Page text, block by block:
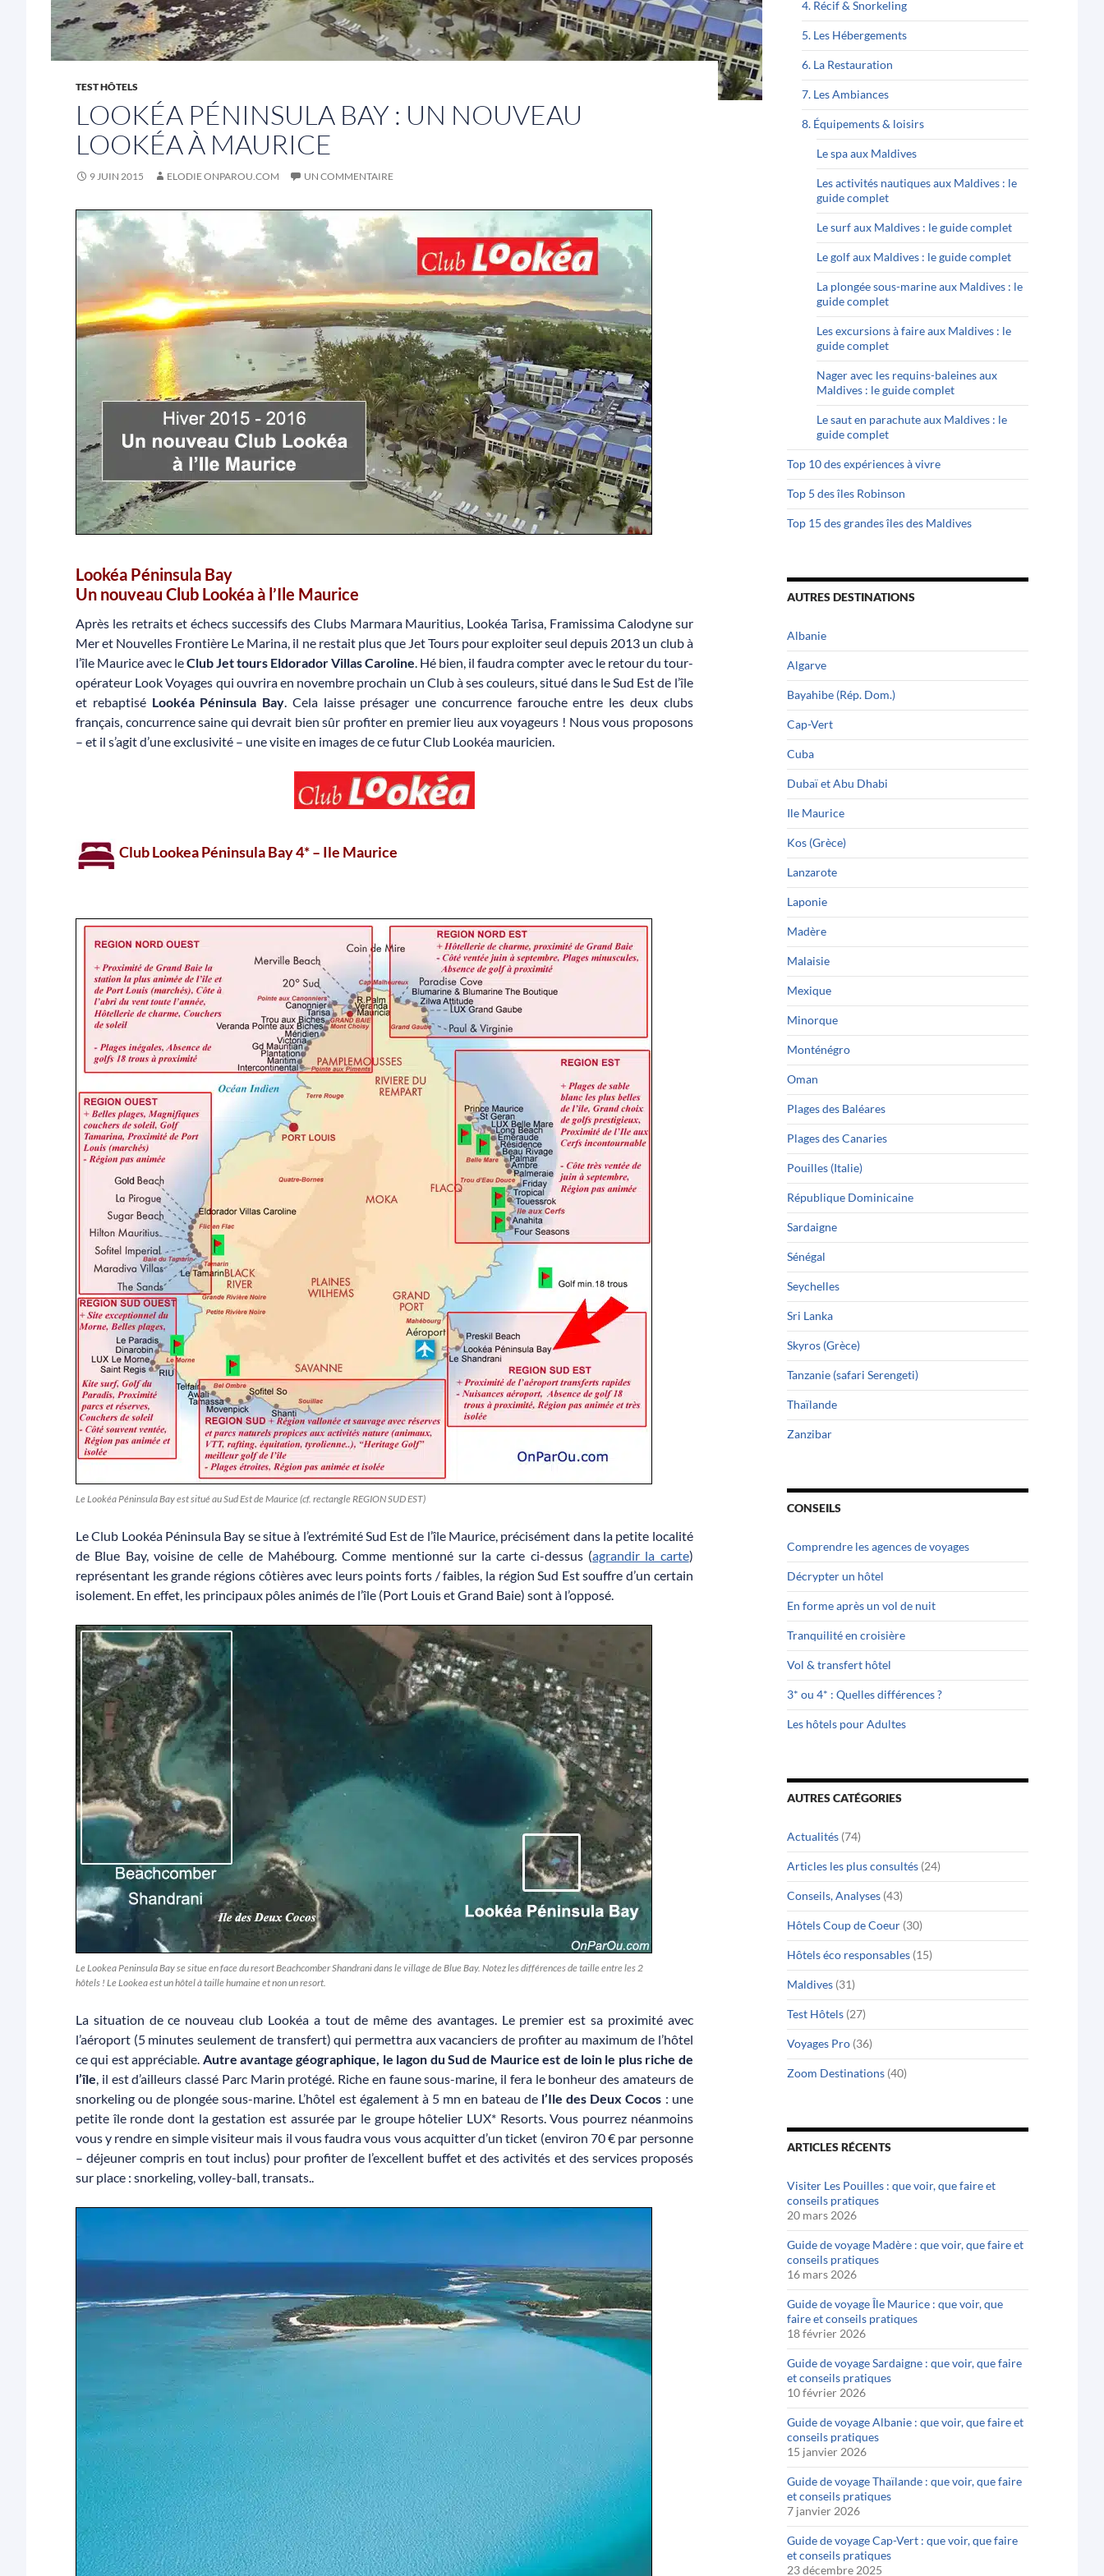
TEST HÔTELS
LOOKÉA PÉNINSULA BAY : UN NOUVEAU
LOOKÉA À MAURICE
9 JUIN 2015 ELODIE ONPAROU.COM UN COMMENTAIRE
Lookéa Péninsula Bay
Un nouveau Club Lookéa à l’Ile Maurice
Après les retraits et échecs successifs des Clubs Marmara Mauritius, Lookéa Tarisa, Framissima Calodyne sur
Mer et Nouvelles Frontière Le Marina, il ne restait plus que Jet Tours pour exploiter seul depuis 2013 un club à
l’île Maurice avec leClub Jet tours Eldorador Villas Caroline. Hé bien, il faudra compter avec le retour du tour-
opérateur Look Voyages qui ouvrira en novembre prochain un Club à ses couleurs, situé dans le Sud Est de l’île
et rebaptisé Lookéa Péninsula Bay. Cela laisse présager une concurrence farouche entre les deux clubs
français, concurrence saine qui devrait bien sûr profiter en premier lieu aux voyageurs ! Nous vous proposons
– et il s’agit d’une exclusivité – une visite en images de ce futur Club Lookéa mauricien.
Club Lookea Péninsula Bay 4* – Ile Maurice
Le Lookéa Péninsula Bay est situé au Sud Est de Maurice (cf. rectangle REGION SUD EST)
Le Club Lookéa Péninsula Bay se situe à l’extrémité Sud Est de l’île Maurice, précisément dans la petite localité
de Blue Bay, voisine de celle de Mahébourg. Comme mentionné sur la carte ci-dessus (agrandir la carte)
représentant les grande régions côtières avec leurs points forts / faibles, la région Sud Est souffre d’un certain
isolement. En effet, les principaux pôles animés de l’île (Port Louis et Grand Baie) sont à l’opposé.
Le Lookea Peninsula Bay se situe en face du resort Beachcomber Shandrani dans le village de Blue Bay. Notez les différences de taille entre les 2
hôtels ! Le Lookea est un hôtel à taille humaine et non un resort.
La situation de ce nouveau club Lookéa a tout de même des avantages. Le premier est sa proximité avec
l’aéroport (5 minutes seulement de transfert) qui permettra aux vacanciers de profiter au maximum de l’hôtel
ce qui est appréciable. Autre avantage géographique, le lagon du Sud de Maurice est de loin le plus riche de
l’île, il est d’ailleurs classé Parc Marin protégé. Riche en faune sous-marine, il fera le bonheur des amateurs de
snorkeling ou de plongée sous-marine. L’hôtel est également à 5 mn en bateau de l’Ile des Deux Cocos : une
petite île ronde dont la gestation est assurée par le groupe hôtelier LUX* Resorts. Vous pourrez néanmoins
vous y rendre en simple visiteur mais il vous faudra vous vous acquitter d’un ticket (environ 70 € par personne
– déjeuner compris en tout inclus) pour profiter de l’excellent buffet et des activités et des services proposés
sur place : snorkeling, volley-ball, transats..
4. Récif & Snorkeling
5. Les Hébergements
6. La Restauration
7. Les Ambiances
8. Équipements & loisirs
Le spa aux Maldives
Les activités nautiques aux Maldives : le
guide complet
Le surf aux Maldives : le guide complet
Le golf aux Maldives : le guide complet
La plongée sous-marine aux Maldives : le
guide complet
Les excursions à faire aux Maldives : le
guide complet
Nager avec les requins-baleines aux
Maldives : le guide complet
Le saut en parachute aux Maldives : le
guide complet
Top 10 des expériences à vivre
Top 5 des îles Robinson
Top 15 des grandes îles des Maldives
AUTRES DESTINATIONS
Albanie
Algarve
Bayahibe (Rép. Dom.)
Cap-Vert
Cuba
Dubaï et Abu Dhabi
Ile Maurice
Kos (Grèce)
Lanzarote
Laponie
Madère
Malaisie
Mexique
Minorque
Monténégro
Oman
Plages des Baléares
Plages des Canaries
Pouilles (Italie)
République Dominicaine
Sardaigne
Sénégal
Seychelles
Sri Lanka
Skyros (Grèce)
Tanzanie (safari Serengeti)
Thaïlande
Zanzibar
CONSEILS
Comprendre les agences de voyages
Décrypter un hôtel
En forme après un vol de nuit
Tranquilité en croisière
Vol & transfert hôtel
3* ou 4* : Quelles différences ?
Les hôtels pour Adultes
AUTRES CATÉGORIES
Actualités(74)
Articles les plus consultés(24)
Conseils, Analyses(43)
Hôtels Coup de Coeur(30)
Hôtels éco responsables(15)
Maldives(31)
Test Hôtels(27)
Voyages Pro(36)
Zoom Destinations(40)
ARTICLES RÉCENTS
Visiter Les Pouilles : que voir, que faire et
conseils pratiques
20 mars 2026
Guide de voyage Madère : que voir, que faire et
conseils pratiques
16 mars 2026
Guide de voyage Île Maurice : que voir, que
faire et conseils pratiques
18 février 2026
Guide de voyage Sardaigne : que voir, que faire
et conseils pratiques
10 février 2026
Guide de voyage Albanie : que voir, que faire et
conseils pratiques
15 janvier 2026
Guide de voyage Thaïlande : que voir, que faire
et conseils pratiques
7 janvier 2026
Guide de voyage Cap-Vert : que voir, que faire
et conseils pratiques
23 décembre 2025